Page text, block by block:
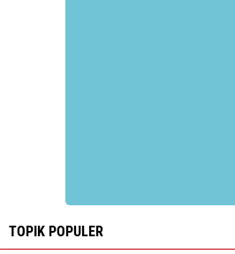
TOPIK POPULER